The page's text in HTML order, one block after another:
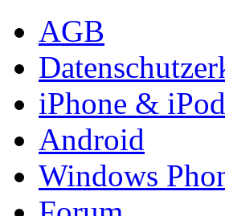
AGB
iPhone &
Android
Windows